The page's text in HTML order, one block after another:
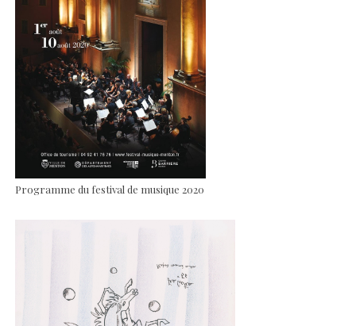
Programme du festival de musique 2020